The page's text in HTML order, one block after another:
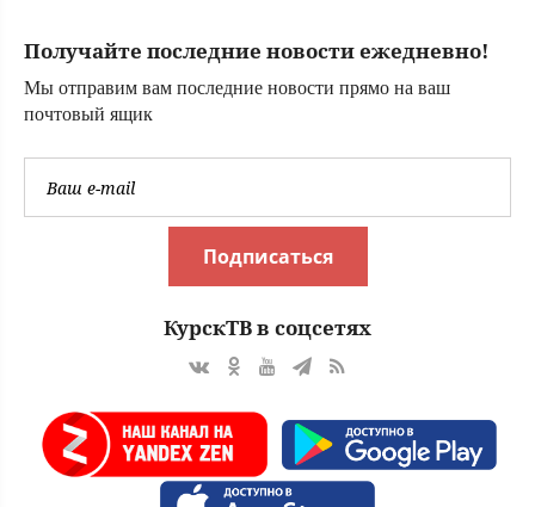
Получайте последние новости ежедневно!
Мы отправим вам последние новости прямо на ваш
почтовый ящик
Подписаться
КурскТВ в соцсетях